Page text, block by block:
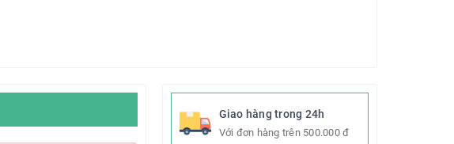
Giao hàng trong 24h
Với đơn hàng trên 500.000 đ